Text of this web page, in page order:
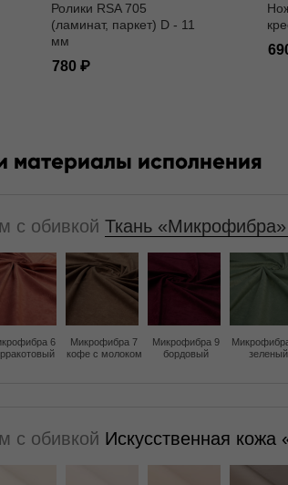
Ролики RSA 705
(ламинат, паркет) D - 11
мм
780
материалы исполнения
с обивкой Ткань «Микрофибра»
6
Микрофибра 7
кофе с молоком
Микрофибра 9
бордовый
зеленый
с обивкой Искусственная